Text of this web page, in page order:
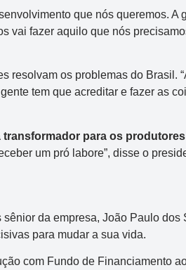
que nós queremos. A
vai fazer aquilo que nós
resolvam os problemas do Brasil.
tem que acreditar e fazer as
para os
um pró labore”, disse o
da empresa, João Paulo dos
para mudar a sua vida.
com Fundo de Financiamento